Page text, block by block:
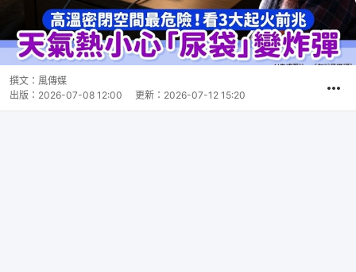
撰文： 風傳媒
出版： 2026-07-08 12:00 更新： 2026-07-12 15:20